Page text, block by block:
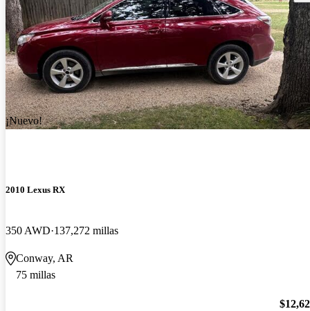
¡Nuevo!
2010 Lexus RX
350 AWD 137,272 millas
Conway, AR
75 millas